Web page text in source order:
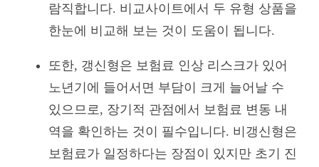
람직합니다. 비교사이트에서 두 유형 상품을
한눈에 비교해 보는 것이 도움이 됩니다.
또한, 갱신형은 보험료 인상 리스크가 있어
노년기에 들어서면 부담이 크게 늘어날 수
있으므로, 장기적 관점에서 보험료 변동 내
역을 확인하는 것이 필수입니다. 비갱신형은
보험료가 일정하다는 장점이 있지만 초기 진